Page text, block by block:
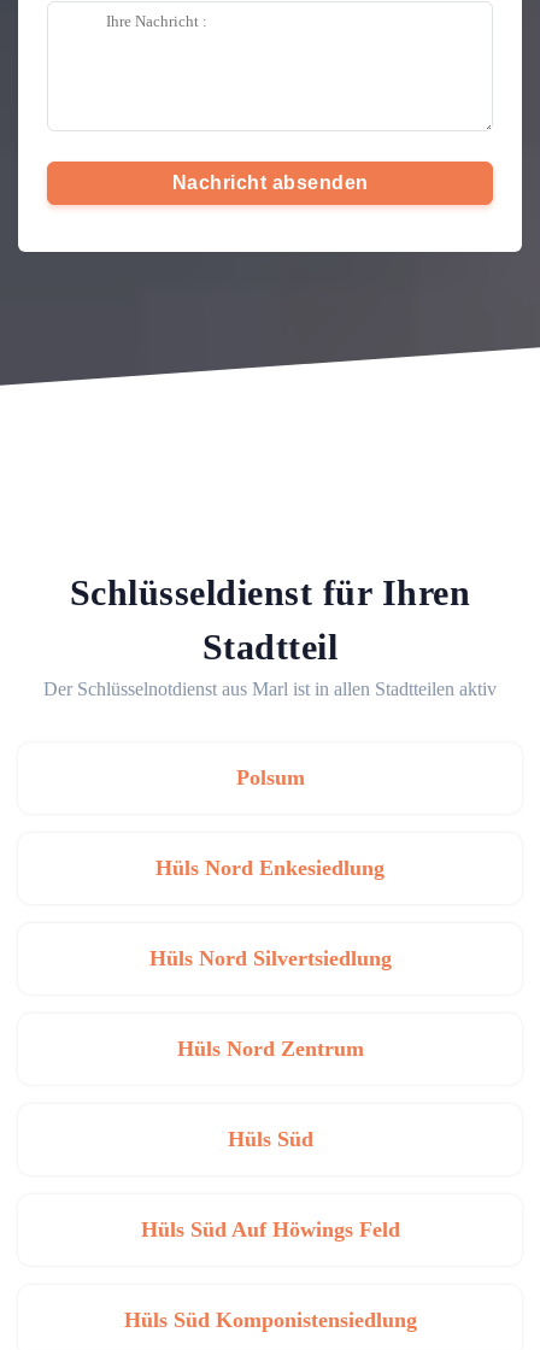
Nachricht absenden
Schlüsseldienst für Ihren
Stadtteil
Der Schlüsselnotdienst aus Marl ist in allen Stadtteilen aktiv
Polsum
Hüls Nord Enkesiedlung
Hüls Nord Silvertsiedlung
Hüls Nord Zentrum
Hüls Süd
Hüls Süd Auf Höwings Feld
Hüls Süd Komponistensiedlung